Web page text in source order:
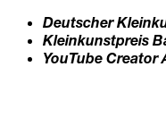
Deutscher
Kleinkunstpreis
YouTube Creator